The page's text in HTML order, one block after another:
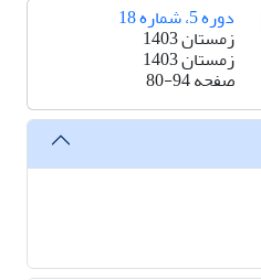
دوره 5، شماره 18
زمستان 1403
زمستان 1403
صفحه80-94